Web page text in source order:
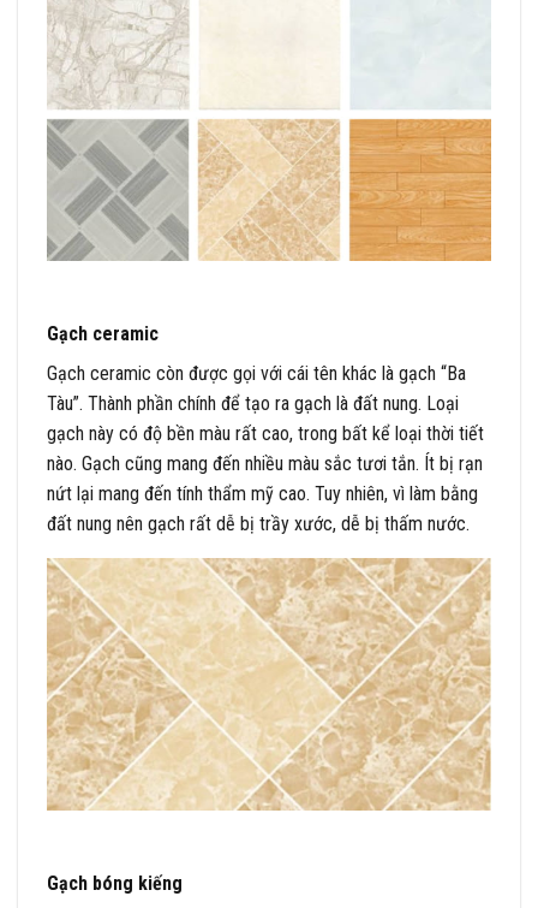
Gạch ceramic
Gạch ceramic còn được gọi với cái tên khác là gạch “Ba
Tàu”. Thành phần chính để tạo ra gạch là đất nung. Loại
gạch này có độ bền màu rất cao, trong bất kể loại thời tiết
nào. Gạch cũng mang đến nhiều màu sắc tươi tắn. Ít bị rạn
nứt lại mang đến tính thẩm mỹ cao. Tuy nhiên, vì làm bằng
đất nung nên gạch rất dễ bị trầy xước, dễ bị thấm nước.
Gạch bóng kiếng